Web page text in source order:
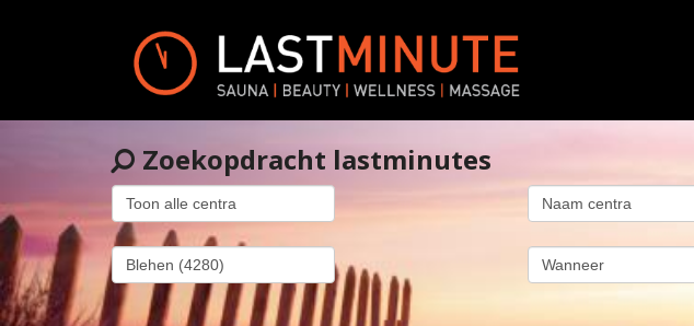
Zoekopdracht lastminutes